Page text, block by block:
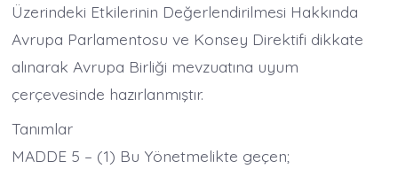
Üzerindeki Etkilerinin Değerlendirilmesi Hakkında
Avrupa Parlamentosu ve Konsey Direktifi dikkate
alınarak Avrupa Birliği mevzuatına uyum
çerçevesinde hazırlanmıştır.
Tanımlar
MADDE 5 – (1) Bu Yönetmelikte geçen;